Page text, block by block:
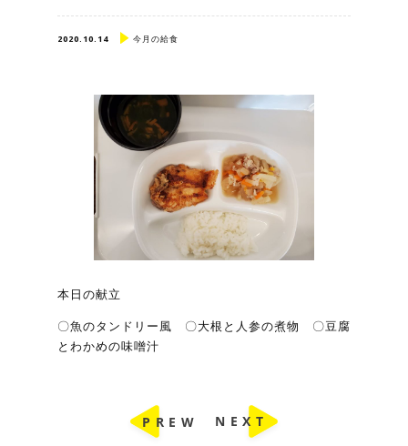
2020.10.14 今月の給食
本日の献立
〇魚のタンドリー風 〇大根と人参の煮物 〇豆腐
とわかめの味噌汁